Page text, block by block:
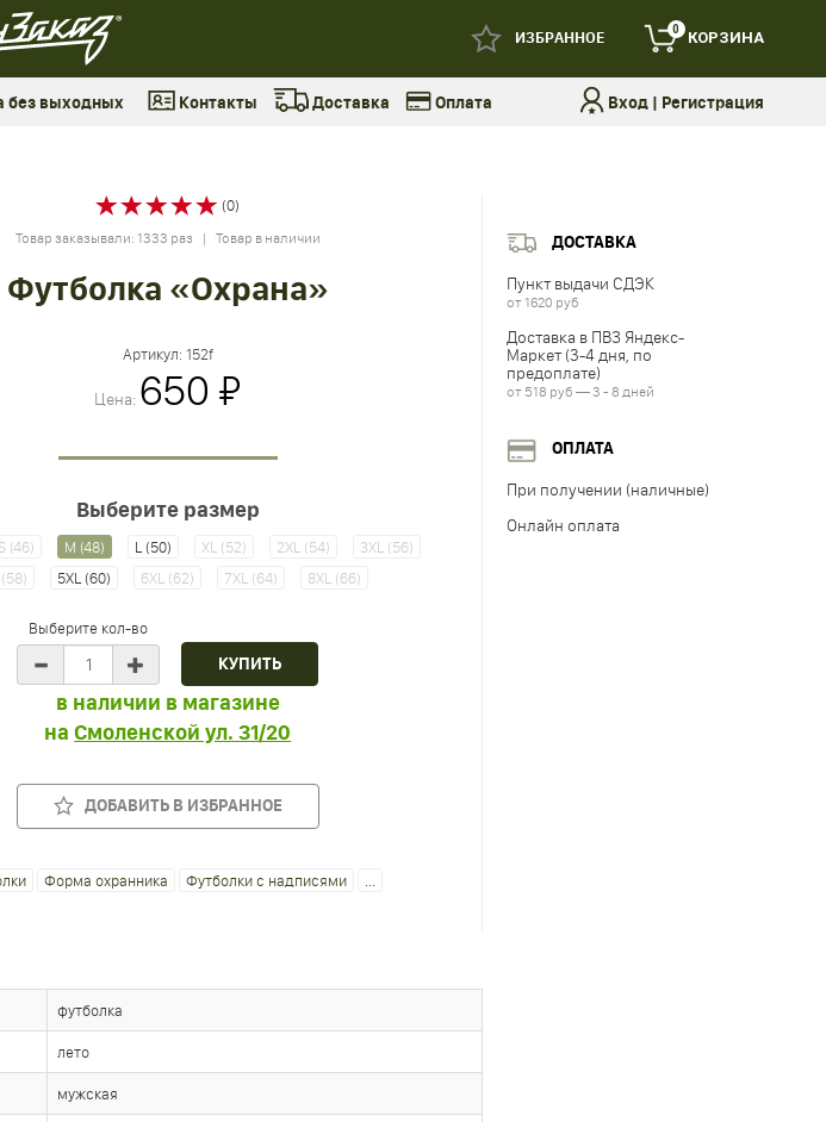
ИЗБРАННОЕ 0 КОРЗИНА
без выходных Контакты Доставка Оплата Вход| Регистрация
(0)
Товар заказывали: 1333 раз | Товар в наличии
Футболка «Охрана»
Артикул: 152f
Цена: 650 ₽
Выберите размер
S (46) M (48) L (50) XL (52) 2XL (54)
3XL (56)
5XL (60) 6XL (62) 7XL (64) 8XL (66)
Выберите кол-во
в наличии в магазине
наСмоленской ул. 31/20
ДОБАВИТЬ В ИЗБРАННОЕ
Форма охранника Футболки с надписями
ДОСТАВКА
Пункт выдачи СДЭК
от 1620 руб
Доставка в ПВЗ Яндекс-
Маркет (3-4 дня, по
предоплате)
от 518 руб — 3 - 8 дней
ОПЛАТА
При получении (наличные)
Онлайн оплата
футболка
лето
мужская